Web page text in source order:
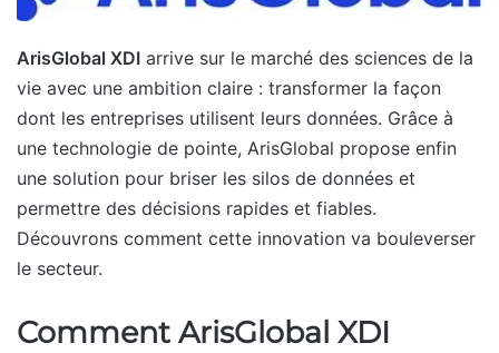
ArisGlobal XDI arrive sur le marché des sciences de la
vie avec une ambition claire : transformer la façon
dont les entreprises utilisent leurs données. Grâce à
une technologie de pointe, ArisGlobal propose enfin
une solution pour briser les silos de données et
permettre des décisions rapides et fiables.
Découvrons comment cette innovation va bouleverser
le secteur.
Comment ArisGlobal XDI